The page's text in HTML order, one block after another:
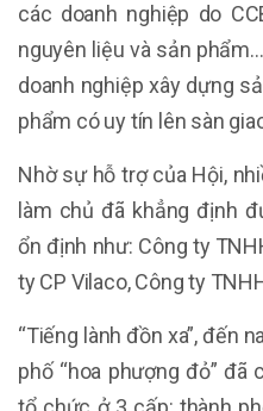
các doanh nghiệp do
nguyên liệu và sản
doanh nghiệp xây dựng
phẩm có uy tín lên sàn
Nhờ sự hỗ trợ của Hội,
làm chủ đã khẳng định
ổn định như: Công ty
ty CP Vilaco, Công ty
“Tiếng lành đồn xa”, đến
phố “hoa phượng đỏ” đã